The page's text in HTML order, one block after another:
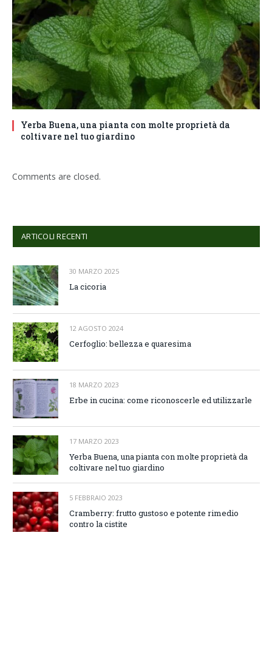
Yerba Buena, una pianta con molte proprietà da
coltivare nel tuo giardino
Comments are closed.
ARTICOLI RECENTI
30 MARZO 2025
La cicoria
12 AGOSTO 2024
Cerfoglio: bellezza e quaresima
18 MARZO 2023
Erbe in cucina: come riconoscerle ed utilizzarle
17 MARZO 2023
Yerba Buena, una pianta con molte proprietà da
coltivare nel tuo giardino
5 FEBBRAIO 2023
Cramberry: frutto gustoso e potente rimedio
contro la cistite